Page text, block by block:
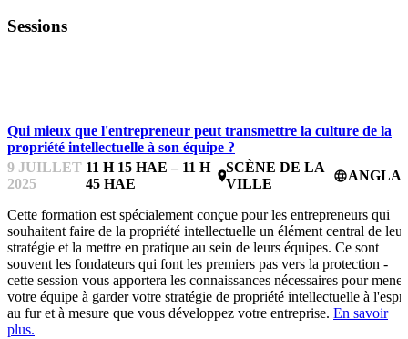
Sessions
Qui mieux que l'entrepreneur peut transmettre la culture de la
propriété intellectuelle à son équipe ?
9 JUILLET
2025
11 H 15 HAE – 11 H
45 HAE
place
SCÈNE DE LA
VILLE
language
Cette formation est spécialement conçue pour les entrepreneurs qui
souhaitent faire de la propriété intellectuelle un élément central de leur
stratégie et la mettre en pratique au sein de leurs équipes. Ce sont
souvent les fondateurs qui font les premiers pas vers la protection -
cette session vous apportera les connaissances nécessaires pour mener
votre équipe à garder votre stratégie de propriété intellectuelle à
au fur et à mesure que vous développez votre entreprise. En savoir
plus.